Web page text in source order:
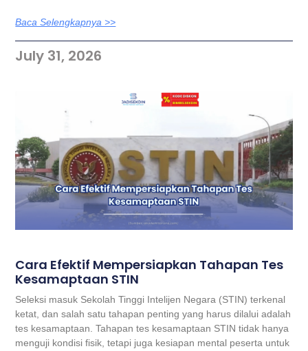
Baca Selengkapnya >>
July 31, 2026
Cara Efektif Mempersiapkan Tahapan Tes
Kesamaptaan STIN
Seleksi masuk Sekolah Tinggi Intelijen Negara (STIN) terkenal
ketat, dan salah satu tahapan penting yang harus dilalui adalah
tes kesamaptaan. Tahapan tes kesamaptaan STIN tidak hanya
menguji kondisi fisik, tetapi juga kesiapan mental peserta untuk